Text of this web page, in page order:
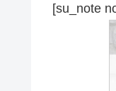
[su_note